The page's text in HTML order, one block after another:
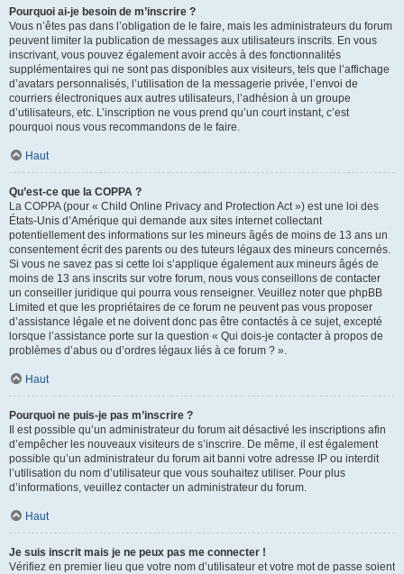
Pourquoi ai-je besoin de m’inscrire ?
Vous n’êtes pas dans l’obligation de le faire, mais les administrateurs du forum
peuvent limiter la publication de messages aux utilisateurs inscrits. En vous
inscrivant, vous pouvez également avoir accès à des fonctionnalités
supplémentaires qui ne sont pas disponibles aux visiteurs, tels que l’affichage
d’avatars personnalisés, l’utilisation de la messagerie privée, l’envoi de
courriers électroniques aux autres utilisateurs, l’adhésion à un groupe
d’utilisateurs, etc. L’inscription ne vous prend qu’un court instant, c’est
pourquoi nous vous recommandons de le faire.
Haut
Qu’est-ce que la COPPA ?
La COPPA (pour « Child Online Privacy and Protection Act ») est une loi des
États-Unis d’Amérique qui demande aux sites internet collectant
potentiellement des informations sur les mineurs âgés de moins de 13 ans un
consentement écrit des parents ou des tuteurs légaux des mineurs concernés.
Si vous ne savez pas si cette loi s’applique également aux mineurs âgés de
moins de 13 ans inscrits sur votre forum, nous vous conseillons de contacter
un conseiller juridique qui pourra vous renseigner. Veuillez noter que phpBB
Limited et que les propriétaires de ce forum ne peuvent pas vous proposer
d’assistance légale et ne doivent donc pas être contactés à ce sujet, excepté
lorsque l’assistance porte sur la question « Qui dois-je contacter à propos de
problèmes d’abus ou d’ordres légaux liés à ce forum ? ».
Haut
Pourquoi ne puis-je pas m’inscrire ?
Il est possible qu’un administrateur du forum ait désactivé les inscriptions afin
d’empêcher les nouveaux visiteurs de s’inscrire. De même, il est également
possible qu’un administrateur du forum ait banni votre adresse IP ou interdit
l’utilisation du nom d’utilisateur que vous souhaitez utiliser. Pour plus
d’informations, veuillez contacter un administrateur du forum.
Haut
Je suis inscrit mais je ne peux pas me connecter !
Vérifiez en premier lieu que votre nom d’utilisateur et votre mot de passe soient